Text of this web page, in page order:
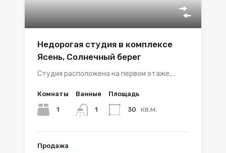
Недорогая студия в комплексе
Ясень, Солнечный берег
Студия расположена на первом этаже,…
Комнаты
1
Ванные
1
Площадь
30 кв.м.
Продажа